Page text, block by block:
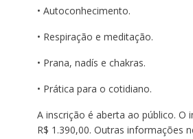
• Autoconhecimento.
• Respiração e meditação.
• Prana, nadís e chakras.
• Prática para o cotidiano.
A inscrição é aberta ao público. O
R$ 1.390,00. Outras informações